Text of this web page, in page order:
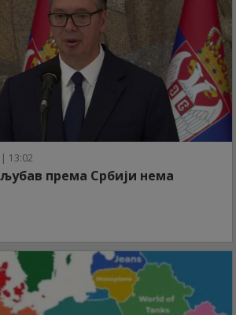
13:02
према Србији нема